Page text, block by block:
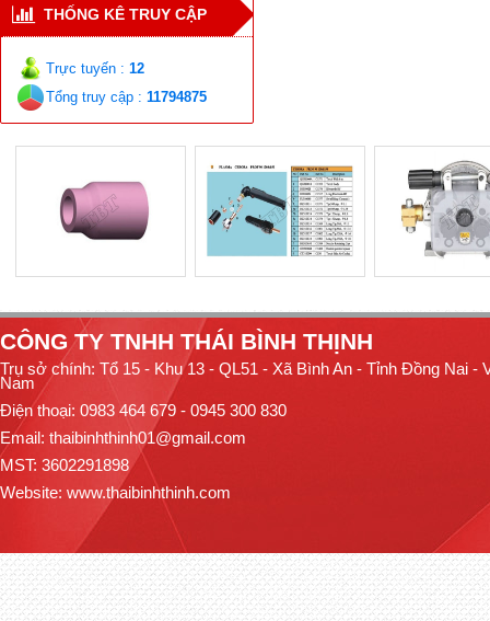
THỐNG KÊ TRUY CẬP
Trực tuyến :12
Tổng truy cập :11794875
CÔNG TY TNHH THÁI BÌNH THỊNH
Trụ sở chính: Tổ 15 - Khu 13 - QL51 - Xã Bình An - Tỉnh Đồng Nai -
Nam
Điện thoại: 0983 464 679 - 0945 300 830
Email: thaibinhthinh01@gmail.com
MST: 3602291898
Website: www.thaibinhthinh.com